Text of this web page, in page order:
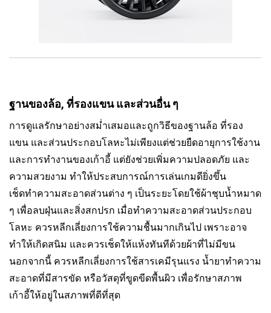
ฐานของล้อ, ที่รองแขน และส่วนอื่น ๆ
การดูแลรักษาอย่างสม่ำเสมอและถูกวิธีของฐานล้อ ที่รอง
แขน และส่วนประกอบโลหะไม่เพียงแต่ช่วยยืดอายุการใช้งาน
และการทำงานของเก้าอี้ แต่ยังช่วยเพิ่มความปลอดภัย และ
ความสวยงาม ทำให้ประสบการณ์การเล่นเกมดียิ่งขึ้น
เช็ดทำความสะอาดส่วนต่าง ๆ เป็นระยะโดยใช้ผ้าชุบน้ำหมาด
ๆ เพื่อลบฝุ่นและสิ่งสกปรก เมื่อทำความสะอาดส่วนประกอบ
โลหะ ควรหลีกเลี่ยงการใช้ความชื้นมากเกินไป เพราะอาจ
ทำให้เกิดสนิม และควรเช็ดให้แห้งทันทีด้วยผ้าที่ไม่มีขน
นอกจากนี้ ควรหลีกเลี่ยงการใช้สารเคมีรุนแรง น้ำยาทำความ
สะอาดที่มีสารขัด หรือวัสดุที่ขูดขีดพื้นผิว เพื่อรักษาสภาพ
เก้าอี้ให้อยู่ในสภาพที่ดีที่สุด